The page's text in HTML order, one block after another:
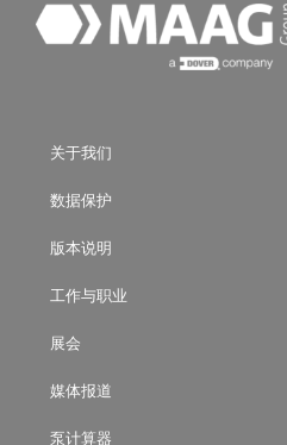
关于我们
数据保护
版本说明
工作与职业
展会
媒体报道
泵计算器